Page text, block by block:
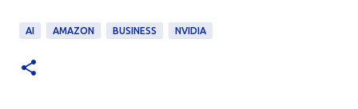
AI AMAZON BUSINESS NVIDIA